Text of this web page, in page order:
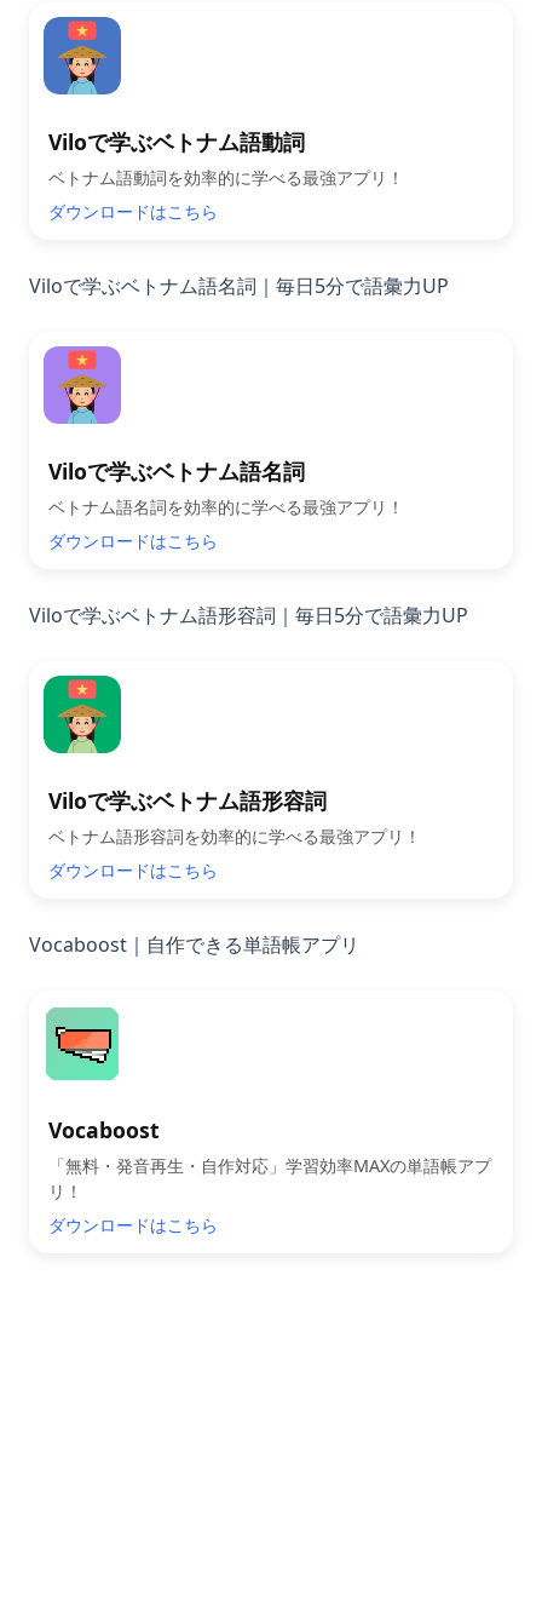
Viloで学ぶベトナム語動詞
ベトナム語動詞を効率的に学べる最強アプリ！
ダウンロードはこちら
Viloで学ぶベトナム語名詞｜毎日5分で語彙力UP
Viloで学ぶベトナム語名詞
ベトナム語名詞を効率的に学べる最強アプリ！
ダウンロードはこちら
Viloで学ぶベトナム語形容詞｜毎日5分で語彙力UP
Viloで学ぶベトナム語形容詞
ベトナム語形容詞を効率的に学べる最強アプリ！
ダウンロードはこちら
Vocaboost｜自作できる単語帳アプリ
Vocaboost
「無料・発音再生・自作対応」学習効率MAXの単語帳アプ
リ！
ダウンロードはこちら